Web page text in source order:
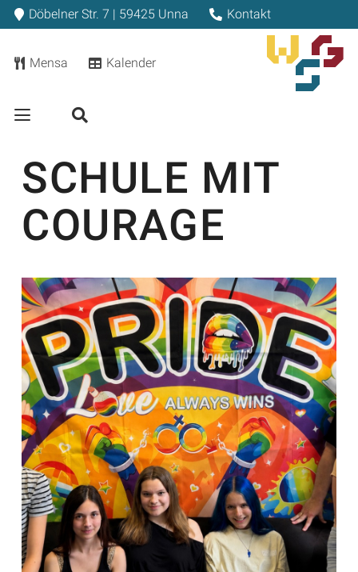
Döbelner Str. 7 | 59425 Unna Kontakt
Mensa Kalender
SCHULE MIT
COURAGE